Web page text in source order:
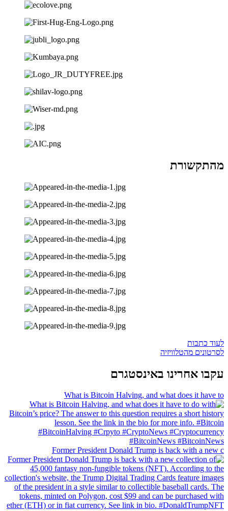
מהתקשורת
לעוד כתבות
לסרטונים מהטלוויזיה
עקבו אחרינו באינסטגרם
What is Bitcoin Halving, and what does it have to
Former President Donald Trump is back with a new c